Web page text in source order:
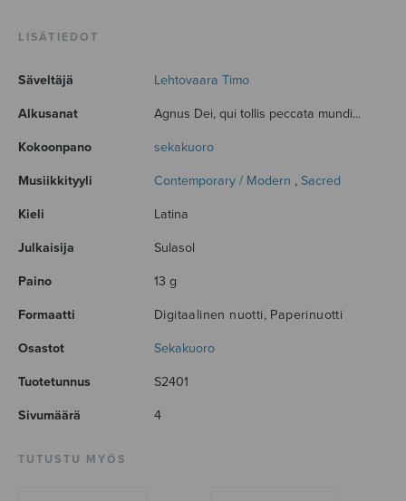
LISÄTIEDOT
Säveltäjä Lehtovaara Timo
Alkusanat Agnus Dei, qui tollis peccata mundi...
Kokoonpano sekakuoro
Musiikkityyli Contemporary / Modern , Sacred
Kieli Latina
Julkaisija Sulasol
Paino 13 g
Formaatti Digitaalinen nuotti, Paperinuotti
Osastot Sekakuoro
Tuotetunnus S2401
Sivumäärä 4
TUTUSTU MYÖS